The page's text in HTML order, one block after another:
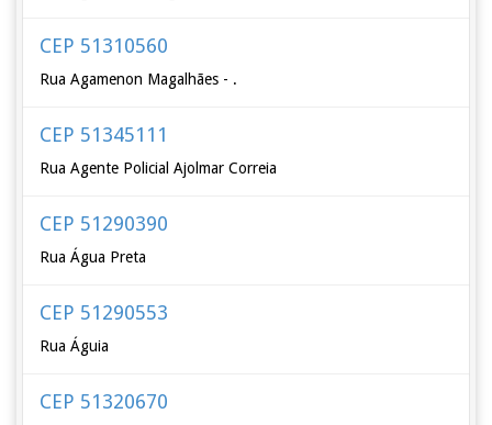
CEP 51310560
Rua Agamenon Magalhães - .
CEP 51345111
Rua Agente Policial Ajolmar Correia
CEP 51290390
Rua Água Preta
CEP 51290553
Rua Águia
CEP 51320670